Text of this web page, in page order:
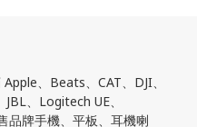
、Beats、CAT、DJI、
、Logitech UE、
品牌手機、平板、耳機喇